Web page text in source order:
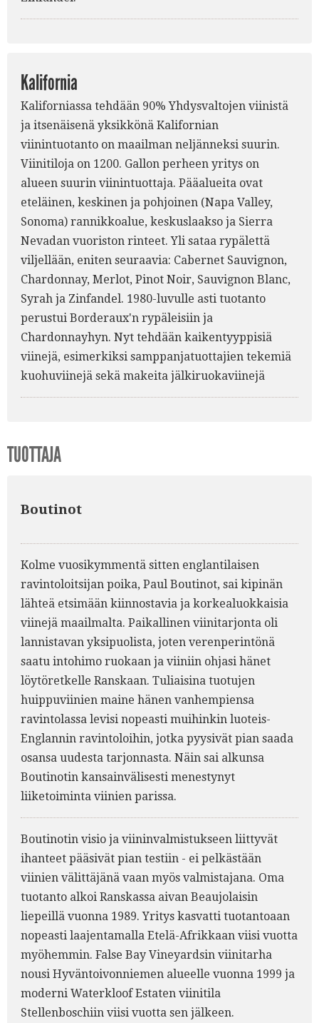
Kalifornia
Kaliforniassa tehdään 90% Yhdysvaltojen viinistä
ja itsenäisenä yksikkönä Kalifornian
viinintuotanto on maailman neljänneksi suurin.
Viinitiloja on 1200. Gallon perheen yritys on
alueen suurin viinintuottaja. Pääalueita ovat
eteläinen, keskinen ja pohjoinen (Napa Valley,
Sonoma) rannikkoalue, keskuslaakso ja Sierra
Nevadan vuoriston rinteet. Yli sataa rypälettä
viljellään, eniten seuraavia: Cabernet Sauvignon,
Chardonnay, Merlot, Pinot Noir, Sauvignon Blanc,
Syrah ja Zinfandel. 1980-luvulle asti tuotanto
perustui Borderaux'n rypäleisiin ja
Chardonnayhyn. Nyt tehdään kaikentyyppisiä
viinejä, esimerkiksi samppanjatuottajien tekemiä
kuohuviinejä sekä makeita jälkiruokaviinejä
TUOTTAJA
Boutinot
Kolme vuosikymmentä sitten englantilaisen
ravintoloitsijan poika, Paul Boutinot, sai kipinän
lähteä etsimään kiinnostavia ja korkealuokkaisia
viinejä maailmalta. Paikallinen viinitarjonta oli
lannistavan yksipuolista, joten verenperintönä
saatu intohimo ruokaan ja viiniin ohjasi hänet
löytöretkelle Ranskaan. Tuliaisina tuotujen
huippuviinien maine hänen vanhempiensa
ravintolassa levisi nopeasti muihinkin luoteis-
Englannin ravintoloihin, jotka pyysivät pian saada
osansa uudesta tarjonnasta. Näin sai alkunsa
Boutinotin kansainvälisesti menestynyt
liiketoiminta viinien parissa.
Boutinotin visio ja viininvalmistukseen liittyvät
ihanteet pääsivät pian testiin - ei pelkästään
viinien välittäjänä vaan myös valmistajana. Oma
tuotanto alkoi Ranskassa aivan Beaujolaisin
liepeillä vuonna 1989. Yritys kasvatti tuotantoaan
nopeasti laajentamalla Etelä-Afrikkaan viisi vuotta
myöhemmin. False Bay Vineyardsin viinitarha
nousi Hyväntoivonniemen alueelle vuonna 1999 ja
moderni Waterkloof Estaten viinitila
Stellenboschiin viisi vuotta sen jälkeen.